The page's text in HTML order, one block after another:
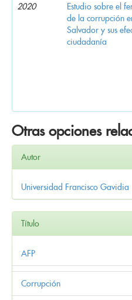
2020
Estudio sobre el
de la corrupción
Salvador y sus
ciudadanía
Otras opciones
Autor
Universidad Francisco Gavidia
Título
AFP
Corrupción